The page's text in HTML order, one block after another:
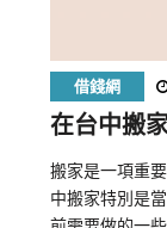
借錢網
在台中搬
搬家是一項重
中搬家特別是